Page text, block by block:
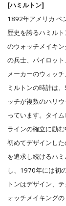
[ハミルトン]
1892年アメリカ ペ
歴史を誇るハミル
のウォッチメイキ
の兵士、パイロッ
メーカーのウォッ
ミルトンの時計は
ッチが複数のハリ
っています。タイ
ラインの確立に励
初めてデザインし
を追求し続けるハ
し、1970年には初
トンはデザイン、
ォッチメイキング